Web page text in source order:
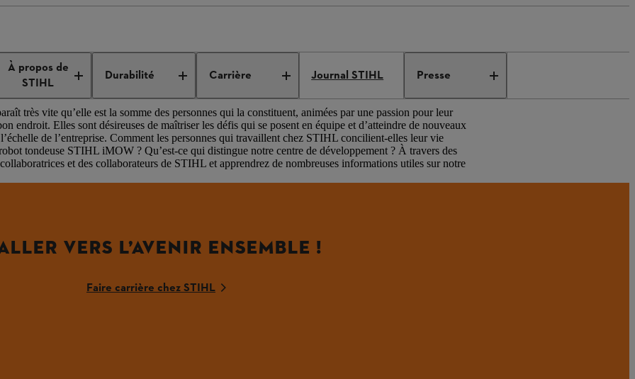
À propos de
STIHL
Durabilité Carrière Journal STIHL Presse
QUI VEULENT EN SAVOIR PLUS
très vite qu’elle est la somme des personnes qui la constituent, animées par une passion pour leur
endroit. Elles sont désireuses de maîtriser les défis qui se posent en équipe et d’atteindre de nouveaux
de l’entreprise. Comment les personnes qui travaillent chez STIHL concilient-elles leur vie
tondeuse STIHL iMOW ? Qu’est-ce qui distingue notre centre de développement ? À travers des
et des collaborateurs de STIHL et apprendrez de nombreuses informations utiles sur notre
VERS L’AVENIR ENSEMBLE !
Faire carrière chez STIHL